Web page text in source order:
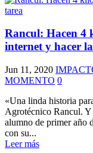
Rancul: Hacen 4
internet y hacer
Jun 11, 2020
MOMENTO 0
«Una linda historia
Agrotécnico Rancul.
alumno de primer año
con su...
Leer más